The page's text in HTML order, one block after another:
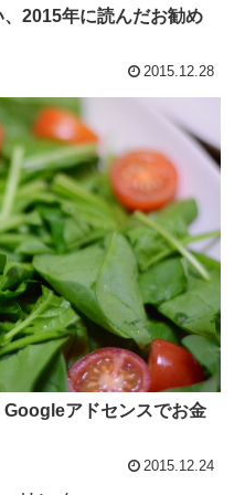
2015年に読んだお勧め
2015.12.28
アドセンスでお金
2015.12.24